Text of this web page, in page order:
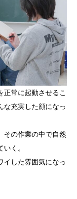
正常に起動させるこ
な充実した顔になっ
その作業の中で自然
く。
イした雰囲気になっ